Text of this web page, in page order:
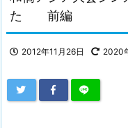
た 前編
2012年11月26日 2020